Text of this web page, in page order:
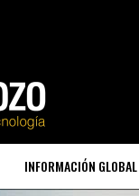
INFORMACIÓN GLOBAL